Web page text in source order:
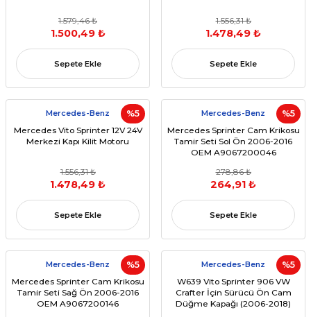
1.579,46 ₺
1.500,49 ₺
Sepete Ekle
1.556,31 ₺
1.478,49 ₺
Sepete Ekle
%5
Mercedes-Benz
Mercedes Vito Sprinter 12V 24V
Merkezi Kapı Kilit Motoru
1.556,31 ₺
1.478,49 ₺
Sepete Ekle
%5
Mercedes-Benz
Mercedes Sprinter Cam Krikosu
Tamir Seti Sol Ön 2006-2016
OEM A9067200046
278,86 ₺
264,91 ₺
Sepete Ekle
%5
Mercedes-Benz
Mercedes Sprinter Cam Krikosu
Tamir Seti Sağ Ön 2006-2016
OEM A9067200146
%5
Mercedes-Benz
W639 Vito Sprinter 906 VW
Crafter İçin Sürücü Ön Cam
Düğme Kapağı (2006-2018)